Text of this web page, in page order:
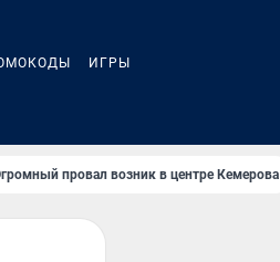
ИГРЫ
провал возник в центре Кемерова